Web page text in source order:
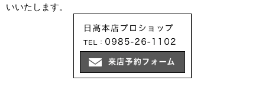
いいたします。